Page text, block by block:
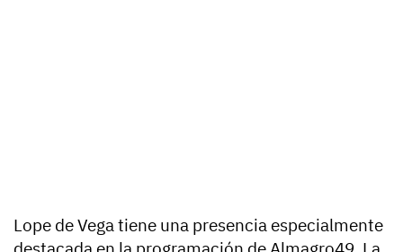
Lope de Vega tiene una presencia especialmente